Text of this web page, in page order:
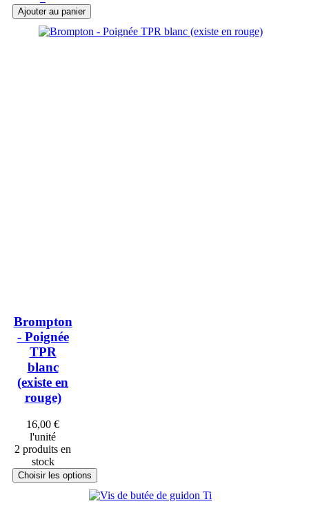
Brompton
- Poignée
TPR
blanc
(existe en
rouge)
16,00 €
l'unité
2 produits en
stock